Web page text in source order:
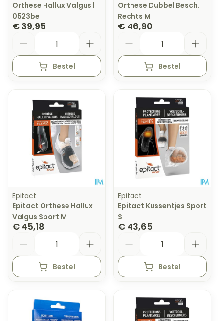
Orthese Hallux Valgus l
0523be
€ 39,95
Bestel
Orthese Dubbel Besch.
Rechts M
€ 46,90
Bestel
Epitact
Epitact Orthese Hallux
Valgus Sport M
€ 45,18
Bestel
Epitact
Epitact Kussentjes Sport
S
€ 43,65
Bestel